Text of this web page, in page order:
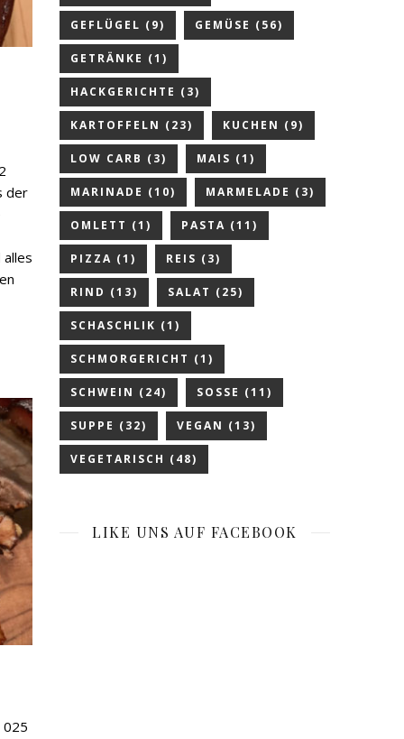
der
025
GEFLÜGEL (9) GEMÜSE (56)
GETRÄNKE (1)
HACKGERICHTE (3)
KARTOFFELN (23) KUCHEN (9)
LOW CARB (3) MAIS (1)
MARINADE (10) MARMELADE (3)
OMLETT (1) PASTA (11)
PIZZA (1) REIS (3)
RIND (13) SALAT (25)
SCHASCHLIK (1)
SCHMORGERICHT (1)
SCHWEIN (24) SOSSE (11)
SUPPE (32) VEGAN (13)
VEGETARISCH (48)
LIKE UNS AUF FACEBOOK